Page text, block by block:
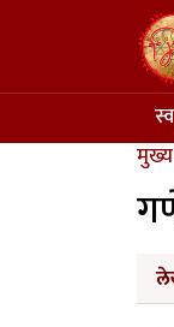
Skip to main